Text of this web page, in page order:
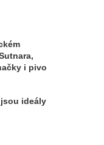
i pivo
ideály